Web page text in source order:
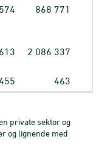
574 868 771
613 2 086 337
463
private sektor og
og lignende med